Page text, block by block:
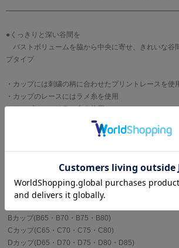
●くっきりと深い谷間を
バストボリュームを脇から中央に寄せ、きれいな谷
プタイプ
・カップには刺繍の柄に合わせたプリントレースを使
・カップのレースにはラメ糸を使用
・アップリケにはラメ糸を使用
・カップ左脇のアップリケにはスワロフスキー・クリ
・アップリケは牡丹の花をイメージ
ブランド
WACOAL[ワコール]
サイズ
Bカップ(B65・B70・B75・B80)
Cカップ(C65・C70・C75・C80)
Dカップ(D65・D70・D75・D80・D85)